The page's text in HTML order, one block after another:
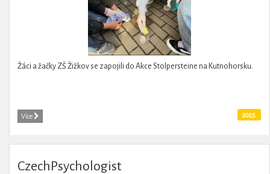
Žáci a žačky ZŠ Žižkov se zapojili do Akce Stolpersteine na Kutnohorsku.
Více 2025
CzechPsychologist